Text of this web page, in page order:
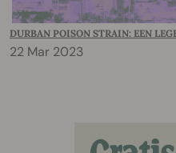
DURBAN POISON STRAIN: EEN
22 Mar 2023